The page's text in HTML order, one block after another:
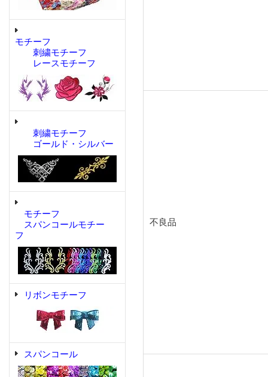
モチーフ
刺繍モチーフ
レースモチーフ
刺繍モチーフ
ゴールド・シルバー
モチーフ
スパンコールモチー
フ
リボンモチーフ
スパンコール
不良品